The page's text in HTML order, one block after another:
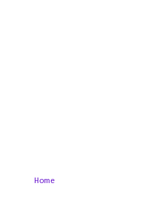
Home